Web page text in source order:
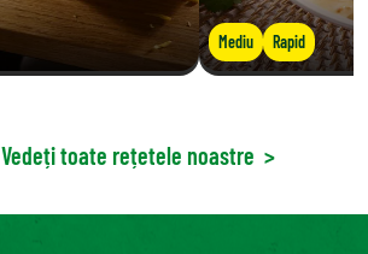
Mediu Rapid
Vedeți toate rețetele noastre >